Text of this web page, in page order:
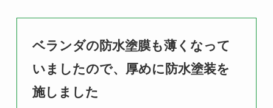
ベランダの防水塗膜も薄くなって
いましたので、厚めに防水塗装を
施しました